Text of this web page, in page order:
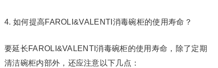
4. 如何提高FAROLI&VALENTI消毒碗柜的使用寿命？
要延长FAROLI&VALENTI消毒碗柜的使用寿命，除了定期
清洁碗柜内部外，还应注意以下几点：